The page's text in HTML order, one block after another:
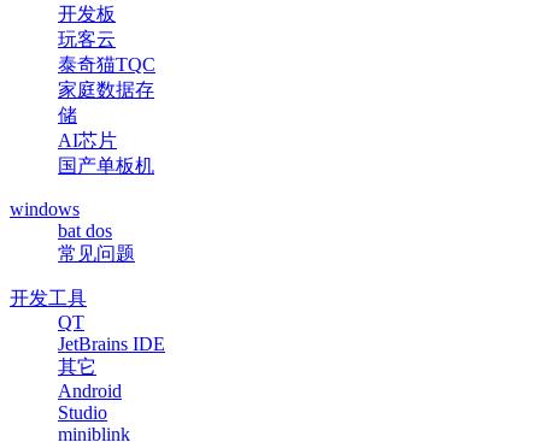
开发板
玩客云
泰奇猫TQC
家庭数据存
储
AI芯片
国产单板机
windows
bat dos
常见问题
开发工具
QT
JetBrains IDE
其它
Android
Studio
miniblink